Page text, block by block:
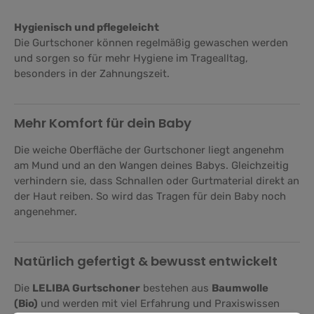
Hygienisch und pflegeleicht
Die Gurtschoner können regelmäßig gewaschen werden
und sorgen so für mehr Hygiene im Tragealltag,
besonders in der Zahnungszeit.
Mehr Komfort für dein Baby
Die weiche Oberfläche der Gurtschoner liegt angenehm
am Mund und an den Wangen deines Babys. Gleichzeitig
verhindern sie, dass Schnallen oder Gurtmaterial direkt an
der Haut reiben. So wird das Tragen für dein Baby noch
angenehmer.
Natürlich gefertigt & bewusst entwickelt
Die LELIBA Gurtschoner bestehen aus Baumwolle
(Bio) und werden mit viel Erfahrung und Praxiswissen